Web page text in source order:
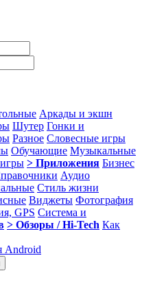
Аркады и экшн
Шутер Гонки и
Разное Словесные игры
Обучающие Музыкальные
> Приложения Бизнес
Аудио
Стиль жизни
Виджеты Фотография
GPS Система и
> Обзоры / Hi-Tech Как
Android